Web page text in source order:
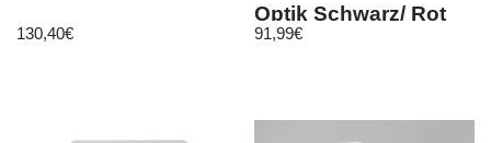
130,40€
Optik Schwarz/ Rot
GT-006/8394
91,99€